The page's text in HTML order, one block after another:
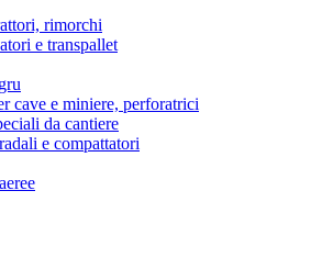
rimorchi
e transpallet
cave e miniere, perforatrici
da cantiere
e compattatori